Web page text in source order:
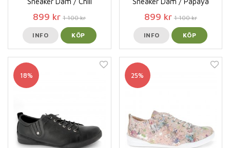
899 kr 1 100 kr
INFO KÖP
899 kr 1 100 kr
INFO KÖP
18% 25%